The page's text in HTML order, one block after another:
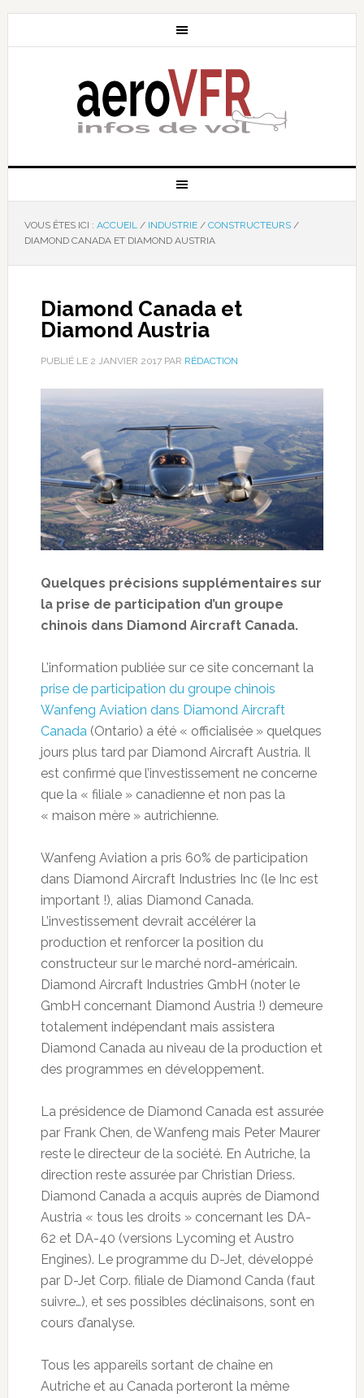
VOUS ÊTES ICI : ACCUEIL / INDUSTRIE / CONSTRUCTEURS /
DIAMOND CANADA ET DIAMOND AUSTRIA
Diamond Canada et
Diamond Austria
PUBLIÉ LE 2 JANVIER 2017PAR RÉDACTION
Quelques précisions supplémentaires sur
la prise de participation d’un groupe
chinois dans Diamond Aircraft Canada.
L’information publiée sur ce site concernant la
prise de participation du groupe chinois
Wanfeng Aviation dans Diamond Aircraft
Canada(Ontario) a été « officialisée » quelques
jours plus tard par Diamond Aircraft Austria. Il
est confirmé que l’investissement ne concerne
que la « filiale » canadienne et non pas la
« maison mère » autrichienne.
Wanfeng Aviation a pris 60% de participation
dans Diamond Aircraft Industries Inc (le Inc est
important !), alias Diamond Canada.
L’investissement devrait accélérer la
production et renforcer la position du
constructeur sur le marché nord-américain.
Diamond Aircraft Industries GmbH (noter le
GmbH concernant Diamond Austria !) demeure
totalement indépendant mais assistera
Diamond Canada au niveau de la production et
des programmes en développement.
La présidence de Diamond Canada est assurée
par Frank Chen, de Wanfeng mais Peter Maurer
reste le directeur de la société. En Autriche, la
direction reste assurée par Christian Driess.
Diamond Canada a acquis auprès de Diamond
Austria « tous les droits » concernant les DA-
62 et DA-40 (versions Lycoming et Austro
Engines). Le programme du D-Jet, développé
par D-Jet Corp. filiale de Diamond Canda (faut
suivre…), et ses possibles déclinaisons, sont en
cours d’analyse.
Tous les appareils sortant de chaîne en
Autriche et au Canada porteront la même